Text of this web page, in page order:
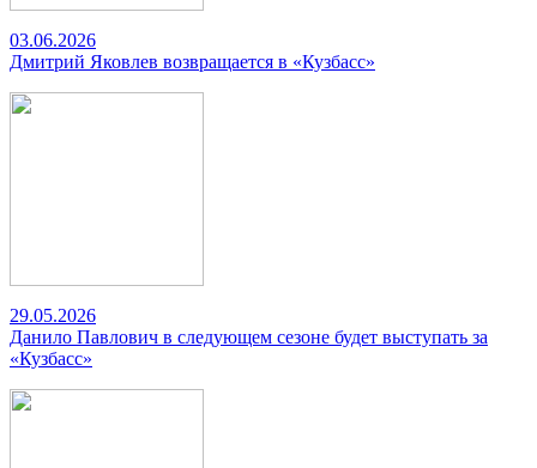
03.06.2026
Дмитрий Яковлев возвращается в «Кузбасс»
29.05.2026
Данило Павлович в следующем сезоне будет выступать за
«Кузбасс»